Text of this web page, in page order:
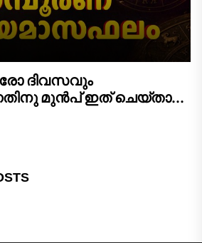
ദിവസവും
മുൻപ് ഇത് ചെയ്താൽ
12 രാശിക്കാരുടെയും